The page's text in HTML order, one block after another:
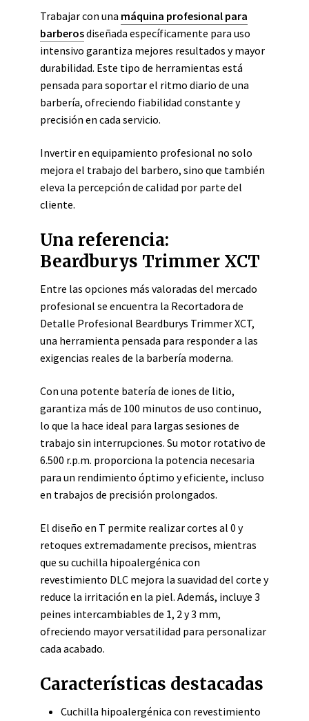
Trabajar con una máquina profesional para
barberosdiseñada específicamente para uso
intensivo garantiza mejores resultados y mayor
durabilidad. Este tipo de herramientas está
pensada para soportar el ritmo diario de una
barbería, ofreciendo fiabilidad constante y
precisión en cada servicio.
Invertir en equipamiento profesional no solo
mejora el trabajo del barbero, sino que también
eleva la percepción de calidad por parte del
cliente.
Una referencia:
Beardburys Trimmer XCT
Entre las opciones más valoradas del mercado
profesional se encuentra la Recortadora de
Detalle Profesional Beardburys Trimmer XCT,
una herramienta pensada para responder a las
exigencias reales de la barbería moderna.
Con una potente batería de iones de litio,
garantiza más de 100 minutos de uso continuo,
lo que la hace ideal para largas sesiones de
trabajo sin interrupciones. Su motor rotativo de
6.500 r.p.m. proporciona la potencia necesaria
para un rendimiento óptimo y eficiente, incluso
en trabajos de precisión prolongados.
El diseño en T permite realizar cortes al 0 y
retoques extremadamente precisos, mientras
que su cuchilla hipoalergénica con
revestimiento DLC mejora la suavidad del corte y
reduce la irritación en la piel. Además, incluye 3
peines intercambiables de 1, 2 y 3 mm,
ofreciendo mayor versatilidad para personalizar
cada acabado.
Características destacadas
Cuchilla hipoalergénica con revestimiento